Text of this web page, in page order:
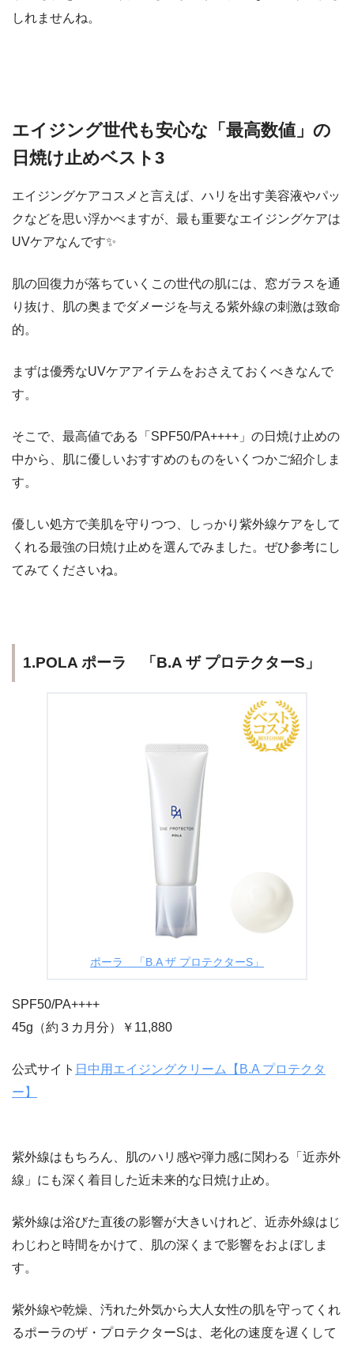
しれませんね。
エイジング世代も安心な「最高数値」の
日焼け止めベスト3
エイジングケアコスメと言えば、ハリを出す美容液やパッ
クなどを思い浮かべますが、 最も重要なエイジングケアは
UVケアなんです✨
肌の回復力が落ちていくこの世代の肌には、窓ガラスを通
り抜け、肌の奥までダメージを与える紫外線の刺激は致命
的。
まずは優秀なUVケアアイテムをおさえておくべきなんで
す。
そこで、 最高値である「SPF50/PA++++」の日焼け止めの
中から、肌に優しいおすすめのものをいくつかご紹介しま
す。
優しい処方で美肌を守りつつ、しっかり紫外線ケアをして
くれる最強の日焼け止めを選んでみました。ぜひ参考にし
てみてくださいね。
1.POLA ポーラ 「B.A ザ プロテクターS」
ポーラ 「B.A ザ プロテクターS」
SPF50/PA++++
45g（約３カ月分）￥11,880
公式サイト 日中用エイジングクリーム【B.A プロテクタ
ー】
紫外線はもちろん、肌のハリ感や弾力感に関わる「近赤外
線」にも深く着目した近未来的な日焼け止め。
紫外線は浴びた直後の影響が大きいけれど、近赤外線はじ
わじわと時間をかけて、肌の深くまで影響をおよぼしま
す。
紫外線や乾燥、汚れた外気から大人女性の肌を守ってくれ
るポーラのザ・プロテクターSは、 老化の速度を遅くして